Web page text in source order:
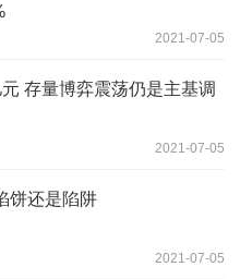
2021-07-05
存量博弈震荡仍是主基调
2021-07-05
饼还是陷阱
2021-07-05